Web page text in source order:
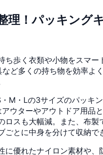
理！パッキング
ち歩く衣類や小物をスマ
ど多くの持ち物を効率よ
M・Lの3サイズのパッキ
ウターやアウトドア用品
ロスも大幅減。また、布
とに中身を分けて収納で
優れたナイロン素材や